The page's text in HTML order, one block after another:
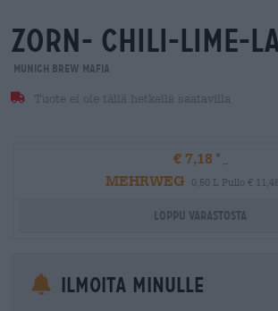
zorn- chili-lime-
Munich Brew Mafia
Tuote ei ole tällä hetkellä saatavilla
€ 7,18
MEHRWEG
0,50 L Pullo €
Loppu varastosta
Ilmoita minulle